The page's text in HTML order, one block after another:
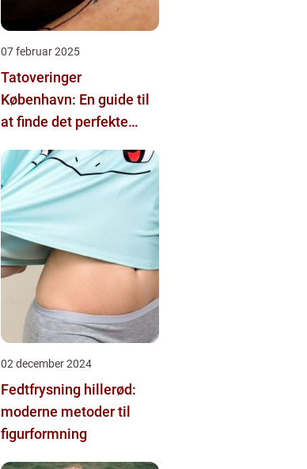
07 februar 2025
Tatoveringer
København: En guide til
at finde det perfekte
02 december 2024
Fedtfrysning hillerød:
moderne metoder til
figurformning